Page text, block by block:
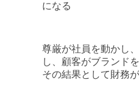
になる
尊厳が社員を動かし
し、顧客がブランドを
その結果として財務が